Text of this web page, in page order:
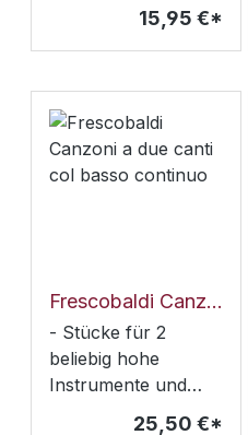
Last Train Shuffle/
Sweet Home
Chicago/ Water
Ballroom Blues/
Nobody Knows You
When You're Down
Celie's Blues
15,95 €*
Frescobaldi Canzoni a due canti col basso continuo
- Stücke für 2
beliebig hohe
Instrumente und
Basso continuo-
25,50 €*